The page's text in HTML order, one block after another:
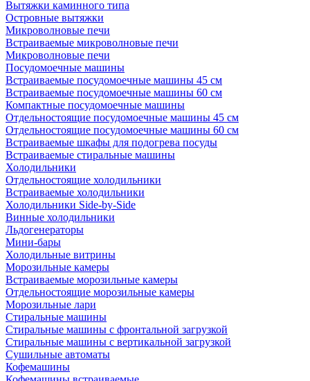
Вытяжки каминного типа
Островные вытяжки
Микроволновые печи
Встраиваемые микроволновые печи
Микроволновые печи
Посудомоечные машины
Встраиваемые посудомоечные машины 45 см
Встраиваемые посудомоечные машины 60 см
Компактные посудомоечные машины
Отдельностоящие посудомоечные машины 45 см
Отдельностоящие посудомоечные машины 60 см
Встраиваемые шкафы для подогрева посуды
Встраиваемые стиральные машины
Холодильники
Отдельностоящие холодильники
Встраиваемые холодильники
Холодильники Side-by-Side
Винные холодильники
Льдогенераторы
Мини-бары
Холодильные витрины
Морозильные камеры
Встраиваемые морозильные камеры
Отдельностоящие морозильные камеры
Морозильные лари
Стиральные машины
Стиральные машины с фронтальной загрузкой
Стиральные машины с вертикальной загрузкой
Сушильные автоматы
Кофемашины